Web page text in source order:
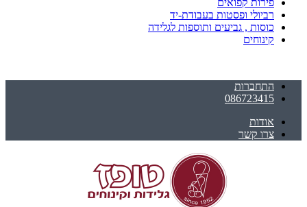
פירות קפואים
רביולי ופסטות בעבודת-יד
כוסות , גביעים ותוספות לגלידה
קינוחים
התחברות
086723415
אודות
צרו קשר